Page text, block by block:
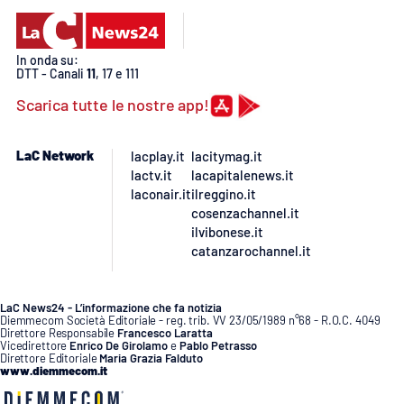
Buona Sanità Calabria
LA
Destinazioni
LAC
NETWORK
In onda su:
DTT - Canali 11, 17 e 111
Scarica tutte le nostre app!
LaC Network
lacplay.it
lactv.it
laconair.it
lacitymag.it
lacapitalenews.it
ilreggino.it
cosenzachannel.it
ilvibonese.it
catanzarochannel.it
LaC News24 - L’informazione che fa notizia
Diemmecom Società Editoriale - reg. trib. VV 23/05/1989 n°68 - R.O.C. 4049
Direttore Responsabile Francesco Laratta
Vicedirettore Enrico De GirolamoePablo Petrasso
Direttore Editoriale Maria Grazia Falduto
www.diemmecom.it